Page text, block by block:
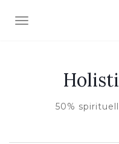
AFFICHER/MASQUER
50%